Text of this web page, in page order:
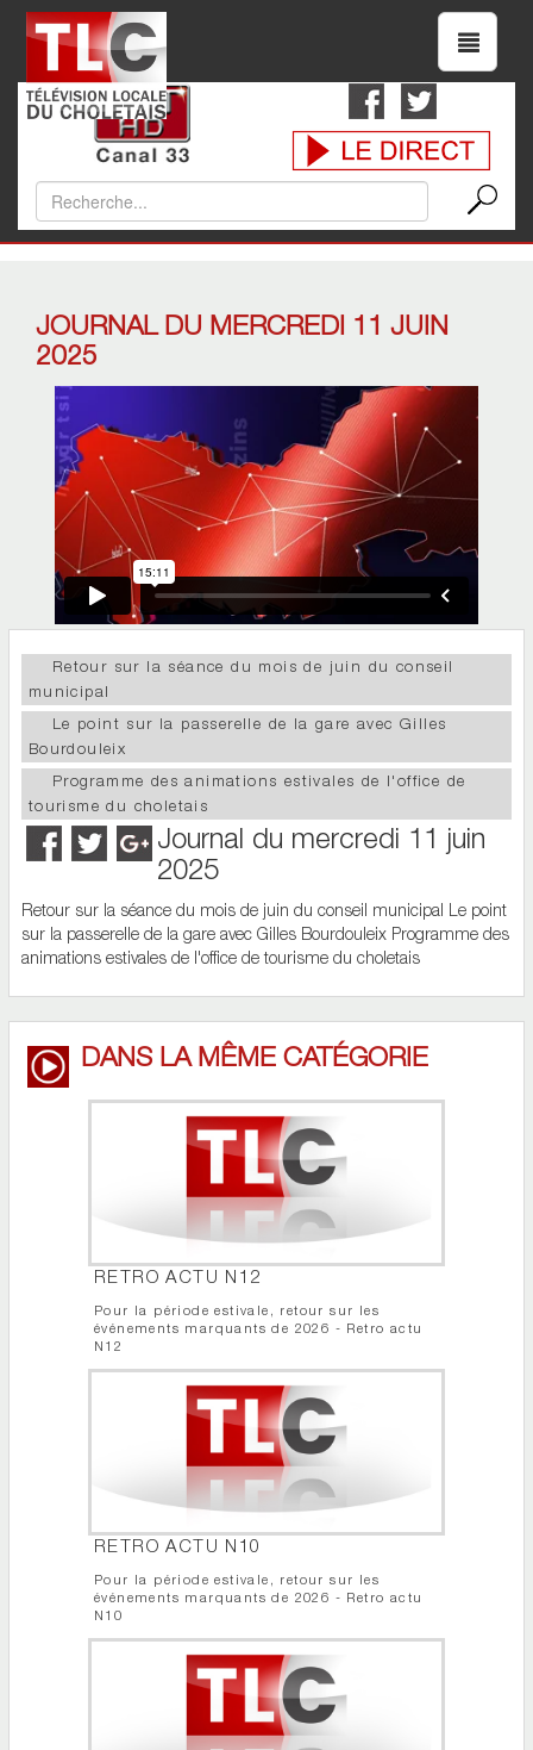
JOURNAL DU MERCREDI 11 JUIN
2025
Retour sur la séance du mois de juin du conseil
municipal
Le point sur la passerelle de la gare avec Gilles
Bourdouleix
Programme des animations estivales de l'office de
tourisme du choletais
Journal du mercredi 11 juin
2025
Retour sur la séance du mois de juin du conseil municipal Le point
sur la passerelle de la gare avec Gilles Bourdouleix Programme des
animations estivales de l'office de tourisme du choletais
DANS LA MÊME CATÉGORIE
RETRO ACTU N12
Pour la période estivale, retour sur les
événements marquants de 2026 - Retro actu
N12
RETRO ACTU N10
Pour la période estivale, retour sur les
événements marquants de 2026 - Retro actu
N10